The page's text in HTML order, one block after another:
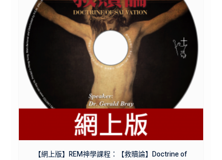
【網上版】REM神學課程：【救贖論】Doctrine of